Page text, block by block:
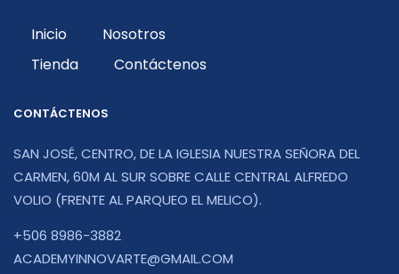
Inicio
Nosotros
Tienda
Contáctenos
CONTÁCTENOS
SAN JOSÉ, CENTRO, DE LA IGLESIA NUESTRA SEÑORA DEL
CARMEN, 60M AL SUR SOBRE CALLE CENTRAL ALFREDO
VOLIO (FRENTE AL PARQUEO EL MELICO).
+506 8986-3882
ACADEMYINNOVARTE@GMAIL.COM